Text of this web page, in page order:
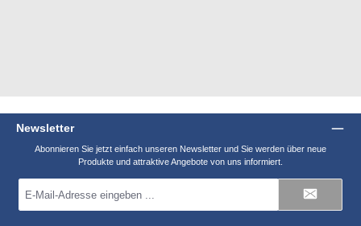
Newsletter
Abonnieren Sie jetzt einfach unseren Newsletter und Sie werden über neue
Produkte und attraktive Angebote von uns informiert.
Mail-